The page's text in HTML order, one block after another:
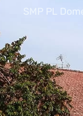
SMP PL